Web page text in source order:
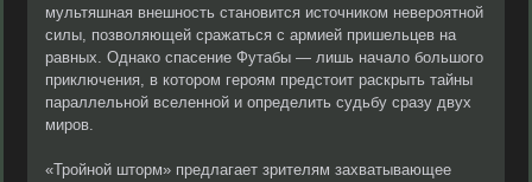
мультяшная внешность становится источником невероятной
силы, позволяющей сражаться с армией пришельцев на
равных. Однако спасение Футабы — лишь начало большого
приключения, в котором героям предстоит раскрыть тайны
параллельной вселенной и определить судьбу сразу двух
миров.
«Тройной шторм» предлагает зрителям захватывающее